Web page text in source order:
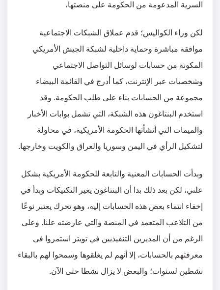
السرية المدعومة من الحكومة على منصتها،
لكن وراء الكواليس؛ قدم عملاق الشبكات الاجتماعية
موافقة مباشرة وحماية داخلية لشبكة الجيش الأمريكي
المكونة من حسابات لوسائل التواصل الاجتماعي
وشخصيات عبر الإنترنت، كما أدرج في القائمة البيضاء
مجموعة من الحسابات بناء على طلب الحكومة. وقد
استخدم البنتاغون هذه الشبكة، التي تشمل بوابات الأخبار
والميمات التي أنشأتها الحكومة الأمريكية، في محاولة
لتشكيل الرأي في اليمن وسوريا والعراق والكويت وخارجها.
وبدأت الحسابات المعنية والتابعة للحكومة الأمريكية بشكل
علني، لكن بعد ذلك بدا أن البنتاغون يغير التكتيكات وبدأ في
إخفاء انتماء بعض هذه الحسابات إليه، وهو تحرك يعتبر نوعًا
من التلاعب المتعمد في المنصة والتي عارضته علنا. وعلى
الرغم من أن المديرين التنفيذيين في تويتر استمروا في
معرفتهم بالحسابات، إلا أنهم لم يغلقوها وسمحوا لهم بالبقاء
نشطين لسنوات؛ والبعض لا يزال نشطا حتى الآن.